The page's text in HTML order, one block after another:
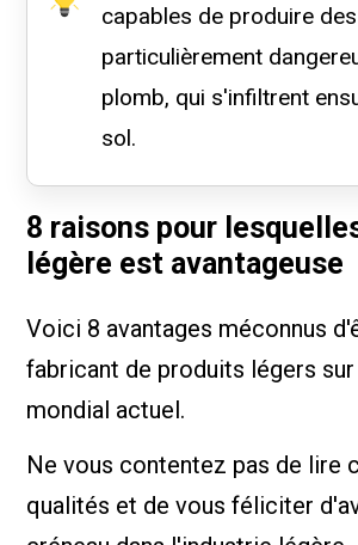
capables de produire
particulièrement
plomb, qui s'infiltrent
sol.
8 raisons pour
légère est avantageuse
Voici 8 avantages méconnus
fabricant de produits légers
mondial actuel.
Ne vous contentez pas de lire
qualités et de vous féliciter